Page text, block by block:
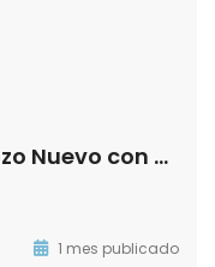
Magnifico piso en calle Pozo Nuevo con Plaza de Garaje.- Zona Centro!
1 mes publicado